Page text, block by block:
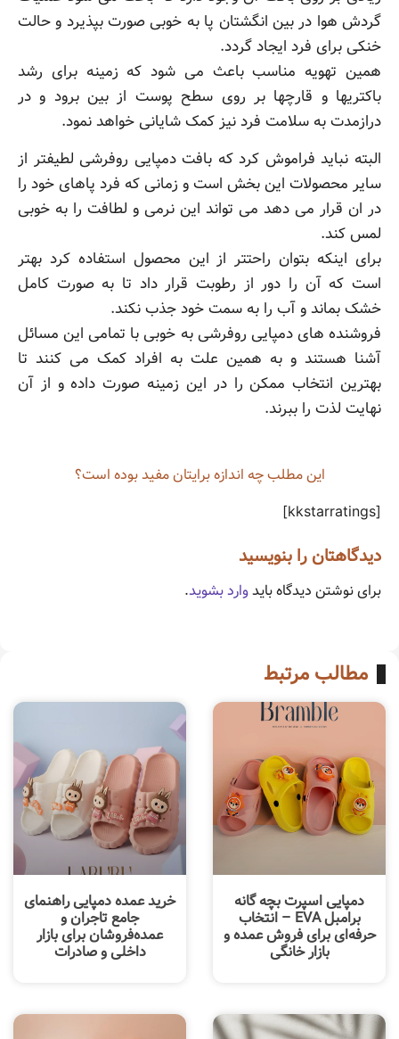
گردش هوا در بین انگشتان پا به خوبی صورت بپذیرد و حالت
خنکی برای فرد ایجاد گردد.
همین تهویه مناسب باعث می شود که زمینه برای رشد
باکتریها و قارچها بر روی سطح پوست از بین برود و در
درازمدت به سلامت فرد نیز کمک شایانی خواهد نمود.
البته نباید فراموش کرد که بافت دمپایی روفرشی لطیفتر از
سایر محصولات این بخش است و زمانی که فرد پاهای خود را
در ان قرار می دهد می تواند این نرمی و لطافت را به خوبی
لمس کند.
برای اینکه بتوان راحتتر از این محصول استفاده کرد بهتر
است که آن را دور از رطوبت قرار داد تا به صورت کامل
خشک بماند و آب را به سمت خود جذب نکند.
فروشنده های دمپایی روفرشی به خوبی با تمامی این مسائل
آشنا هستند و به همین علت به افراد کمک می کنند تا
بهترین انتخاب ممکن را در این زمینه صورت داده و از آن
نهایت لذت را ببرند.
این مطلب چه‌ اندازه برایتان مفید بوده است؟
[kkstarratings]
دیدگاهتان را بنویسید
برای نوشتن دیدگاه بایدوارد بشوید.
مطالب مرتبط
دمپایی اسپرت بچه گانه
برامبل EVA – انتخاب
حرفه‌ای برای فروش عمده و
بازار خانگی
خرید عمده دمپایی راهنمای
جامع تاجران و
عمده‌فروشان برای بازار
داخلی و صادرات